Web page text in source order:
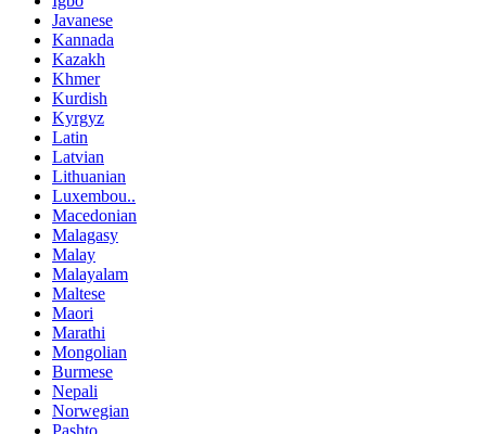
Javanese
Kannada
Kazakh
Khmer
Kurdish
Kyrgyz
Latin
Latvian
Lithuanian
Luxembou..
Macedonian
Malagasy
Malay
Malayalam
Maltese
Maori
Marathi
Mongolian
Burmese
Nepali
Norwegian